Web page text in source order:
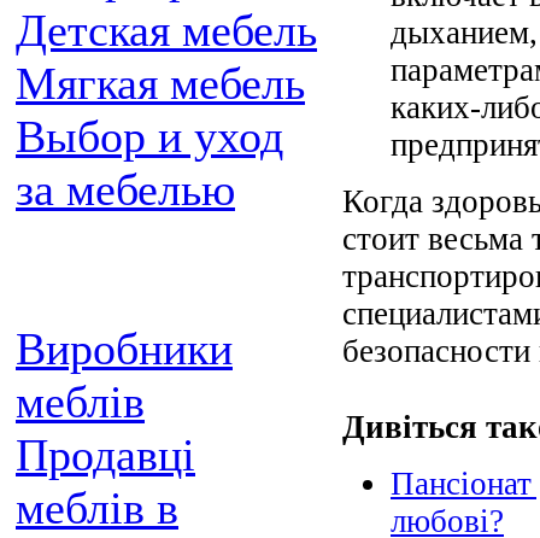
Детская мебель
Мягкая мебель
Выбор и уход
за мебелью
Виробники
меблів
Продавці
меблів в
каких-
Когда
стоит весьма
Дивіться
любові?